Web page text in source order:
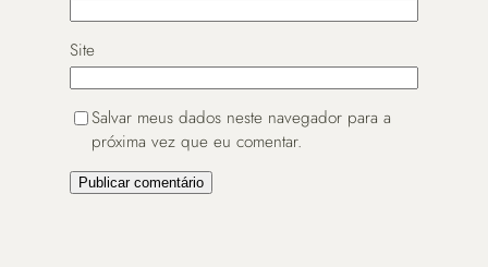
Site
Salvar meus dados neste navegador para a
próxima vez que eu comentar.